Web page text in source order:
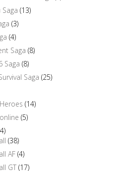
(4)
Saga
Saga
(14)
AF
(4)
GT(17)
Movie
Super(104)